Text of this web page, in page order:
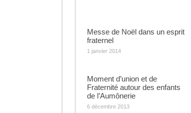
Messe de Noël dans un esprit
fraternel
1 janvier 2014
Moment d’union et de
Fraternité autour des enfants
de l’Aumônerie
6 décembre 2013